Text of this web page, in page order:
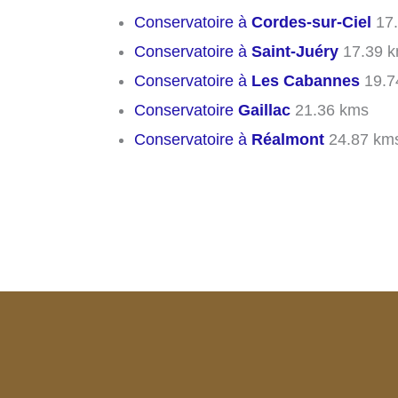
Conservatoire à Cordes-sur-Ciel
Conservatoire à Saint-Juéry 17.39
Conservatoire à Les Cabannes
Conservatoire Gaillac 21.36 kms
Conservatoire à Réalmont 24.87